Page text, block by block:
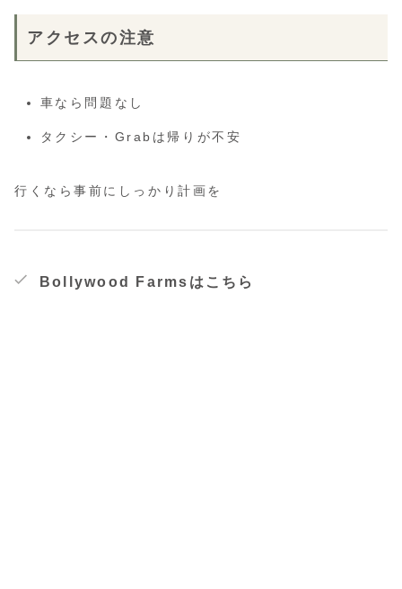
アクセスの注意
車なら問題なし
タクシー・Grabは帰りが不安
行くなら事前にしっかり計画を
Bollywood Farmsはこちら